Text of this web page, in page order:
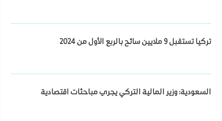
تركيا تستقبل 9 ملايين سائح بالربع الأول من 2024
السعودية: وزير المالية التركي يجري مباحثات اقتصادية